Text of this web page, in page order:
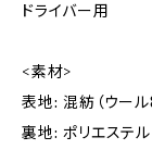
ドライバー用
<素材>
表地: 混紡（ウール
裏地: ポリエステル